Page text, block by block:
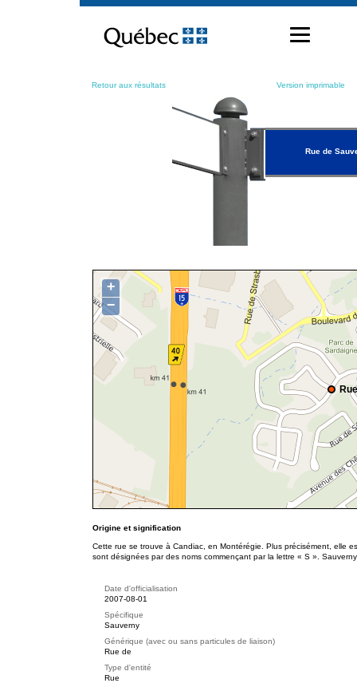
contenu
Retour aux résultats Version imprimable
Rue de
+
−
Origine et signification
Cette rue se trouve à Candiac, en Montérégie. Plus précisément, elle
sont désignées par des noms commençant par la lettre « S ».
Date d'officialisation
2007-08-01
Spécifique
Sauverny
Générique (avec ou sans particules de liaison)
Rue de
Type d'entité
Rue